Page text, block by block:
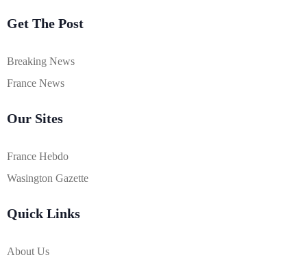
Get The Post
Breaking News
France News
Our Sites
France Hebdo
Wasington Gazette
Quick Links
About Us